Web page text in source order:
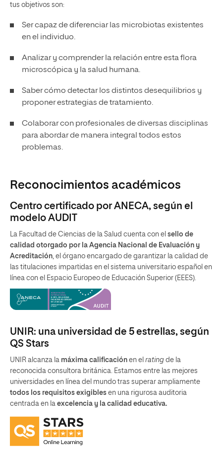
tus objetivos son:
Ser capaz de diferenciar las microbiotas existentes
en el individuo.
Analizar y comprender la relación entre esta flora
microscópica y la salud humana.
Saber cómo detectar los distintos desequilibrios y
proponer estrategias de tratamiento.
Colaborar con profesionales de diversas disciplinas
para abordar de manera integral todos estos
problemas.
Reconocimientos académicos
Centro certificado por ANECA, según el
modelo AUDIT
La Facultad de Ciencias de la Salud cuenta con el sello de
calidad otorgado por la Agencia Nacional de Evaluación y
Acreditación, el órgano encargado de garantizar la calidad de
las titulaciones impartidas en el sistema universitario español en
línea con el Espacio Europeo de Educación Superior (EEES).
UNIR: una universidad de 5 estrellas, según
QS Stars
UNIR alcanza la máxima calificación en el rating de la
reconocida consultora británica. Estamos entre las mejores
universidades en línea del mundo tras superar ampliamente
todos los requisitos exigibles en una rigurosa auditoria
centrada en la excelencia y la calidad educativa.